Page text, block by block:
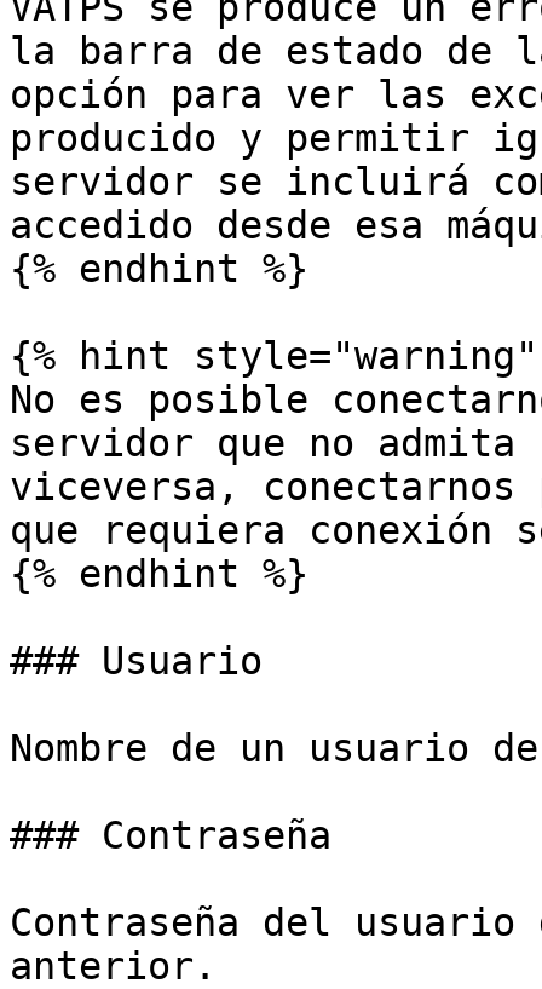
la barra de estado de
opción para ver las
producido y permitir
servidor se incluirá
accedido desde esa
{% endhint %}
{% hint style="warning"
No es posible
servidor que no admita
viceversa, conectarnos
que requiera conexión
{% endhint %}
### Usuario
Nombre de un usuario
### Contraseña
Contraseña del
anterior.